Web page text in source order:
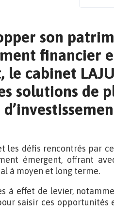
son
financier
cabinet
solutions de
les défis rencontrés par
émergent, offrant
à moyen et long terme.
à effet de levier,
saisir ces